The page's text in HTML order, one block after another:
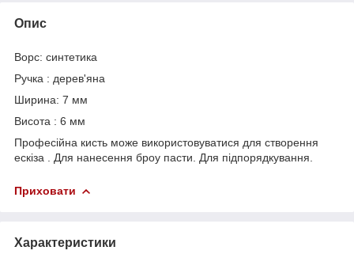
Опис
Ворс: синтетика
Ручка : дерев'яна
Ширина: 7 мм
Висота : 6 мм
Професійна кисть може використовуватися для створення
ескіза . Для нанесення броу пасти. Для підпорядкування.
Приховати
Характеристики